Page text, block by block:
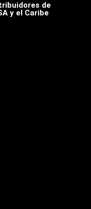
de
y el Caribe